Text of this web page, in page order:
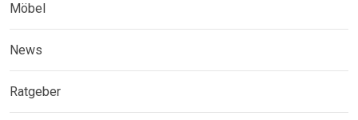
Möbel
News
Ratgeber